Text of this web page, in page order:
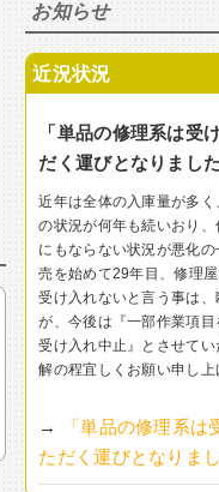
お知らせ
近況状況
「単品の修理系は受
だく運びとなりました
近年は全体の入庫量が多
の状況が何年も続いおり
にもならない状況が悪化
売を始めて29年目、修理
受け入れないと言う事は
が、今後は『一部作業項
受け入れ中止』とさせて
解の程宜しくお願い申し上
→
「単品の修理系
ただく運びとなりま